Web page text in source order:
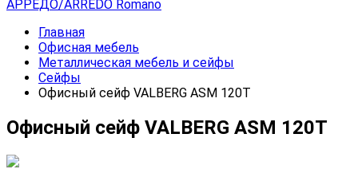
АРРЕДО/ARREDO Romano
Главная
Офисная мебель
Металлическая мебель и сейфы
Сейфы
Офисный сейф VALBERG ASM 120T
Офисный сейф VALBERG ASM 120T